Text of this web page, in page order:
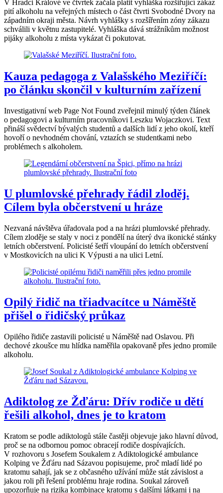
V Hradci Králové ve čtvrtek začala platit vyhláška rozšiřující zákaz
pití alkoholu na veřejných místech o část čtvrti Svobodné Dvory na
západním okraji města. Návrh vyhlášky s rozšířením zóny zákazu
schválili v květnu zastupitelé. Vyhláška dává strážníkům možnost
pijáky alkoholu z místa vykázat či pokutovat.
Kauza pedagoga z Valašského Meziříčí:
po článku skončil v kulturním zařízení
Investigativní web Page Not Found zveřejnil minulý týden článek
o pedagogovi a kulturním pracovníkovi Leszku Wojaczkovi. Text
přináší svědectví bývalých studentů a dalších lidí z jeho okolí, kteří
hovoří o nevhodném chování, vztazích se studentkami nebo
problémech s alkoholem.
U plumlovské přehrady řádil zloděj.
Cílem byla občerstvení u hráze
Nezvaná návštěva úřadovala pod a na hrázi plumlovské přehrady.
Cílem zloděje se staly v noci z pondělí na úterý dva ikonické stánky
letních občerstvení. Policisté šetří vloupání do letních občerstvení
v Mostkovicích na ulici K Výpusti a na ulici Letní.
Opilý řidič na třiadvacítce u Náměště
přišel o řidičský průkaz
Opilého řidiče zastavili policisté u Náměště nad Oslavou. Při
dechové zkoušce mu hlídka naměřila opakovaně přes jedno promile
alkoholu.
Adiktolog ze Žďáru: Dřív rodiče u dětí
řešili alkohol, dnes je to kratom
Kratom se podle adiktologů stále častěji objevuje jako hlavní důvod,
proč se na odbornou pomoc obracejí rodiče dospívajících.
V rozhovoru s Josefem Soukalem z Adiktologické ambulance
Kolping ve Žďáru nad Sázavou popisujeme, proč mladí lidé po
kratomu sahají, jak se z občasného užívání může stát závislost a
jakou roli při řešení problému hraje rodina. Soukal zároveň
upozorňuje na rizika kombinace kratomu s dalšími látkami i na